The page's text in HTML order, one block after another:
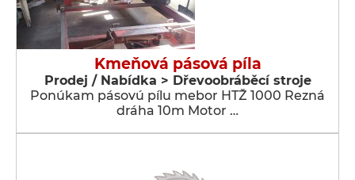
Kmeňová pásová píla
Prodej / Nabídka > Dřevoobráběcí stroje
Ponúkam pásovú pílu mebor HTŽ 1000 Rezná
dráha 10m Motor …